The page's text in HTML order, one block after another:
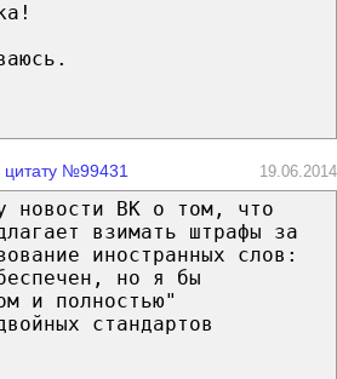
цитату №99431 19.06.2014
новости ВК о том, что
взимать штрафы за
иностранных слов:
но я бы
и полностью"
стандартов